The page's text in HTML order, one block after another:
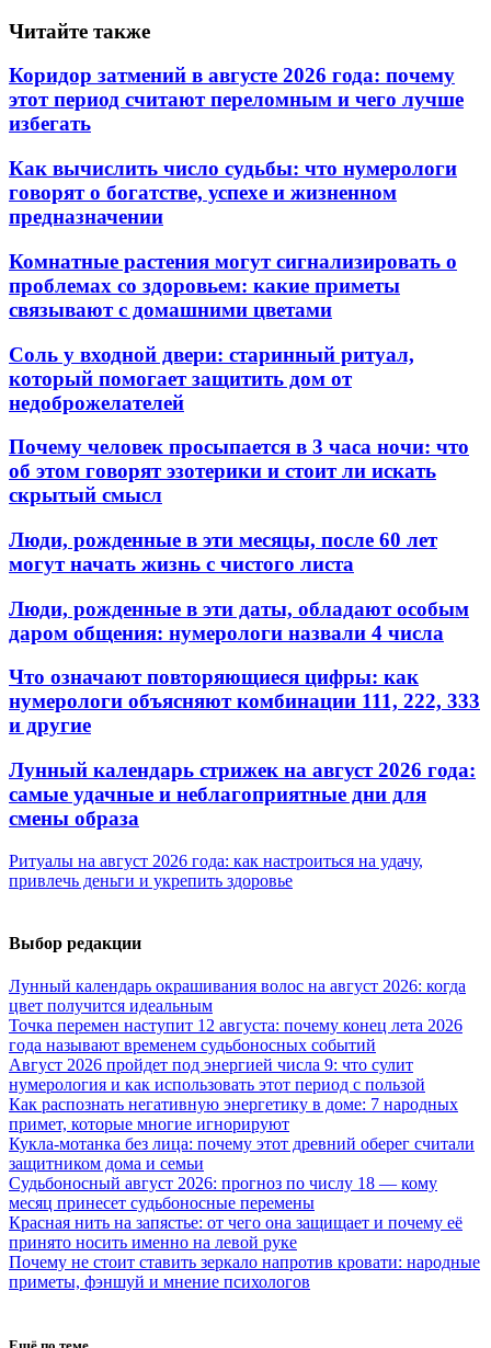
Читайте также
Коридор затмений в августе 2026 года: почему
этот период считают переломным и чего лучше
избегать
Как вычислить число судьбы: что нумерологи
говорят о богатстве, успехе и жизненном
предназначении
Комнатные растения могут сигнализировать о
проблемах со здоровьем: какие приметы
связывают с домашними цветами
Соль у входной двери: старинный ритуал,
который помогает защитить дом от
недоброжелателей
Почему человек просыпается в 3 часа ночи: что
об этом говорят эзотерики и стоит ли искать
скрытый смысл
Люди, рожденные в эти месяцы, после 60 лет
могут начать жизнь с чистого листа
Люди, рожденные в эти даты, обладают особым
даром общения: нумерологи назвали 4 числа
Что означают повторяющиеся цифры: как
нумерологи объясняют комбинации 111, 222, 333
и другие
Лунный календарь стрижек на август 2026 года:
самые удачные и неблагоприятные дни для
смены образа
Ритуалы на август 2026 года: как настроиться на удачу,
привлечь деньги и укрепить здоровье
Выбор редакции
Лунный календарь окрашивания волос на август 2026: когда
цвет получится идеальным
Точка перемен наступит 12 августа: почему конец лета 2026
года называют временем судьбоносных событий
Август 2026 пройдет под энергией числа 9: что сулит
нумерология и как использовать этот период с пользой
Как распознать негативную энергетику в доме: 7 народных
примет, которые многие игнорируют
Кукла-мотанка без лица: почему этот древний оберег считали
защитником дома и семьи
Судьбоносный август 2026: прогноз по числу 18 — кому
месяц принесет судьбоносные перемены
Красная нить на запястье: от чего она защищает и почему её
принято носить именно на левой руке
Почему не стоит ставить зеркало напротив кровати: народные
приметы, фэншуй и мнение психологов